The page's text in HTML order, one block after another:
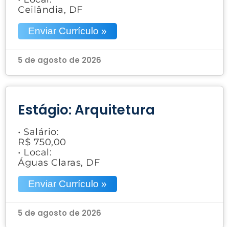
Ceilândia, DF
Enviar Currículo »
5 de agosto de 2026
Estágio: Arquitetura
• Salário:
R$ 750,00
• Local:
Águas Claras, DF
Enviar Currículo »
5 de agosto de 2026